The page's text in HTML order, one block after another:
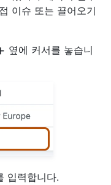
이슈 또는 끌어오기
옆에 커서를 놓습니
입력합니다.